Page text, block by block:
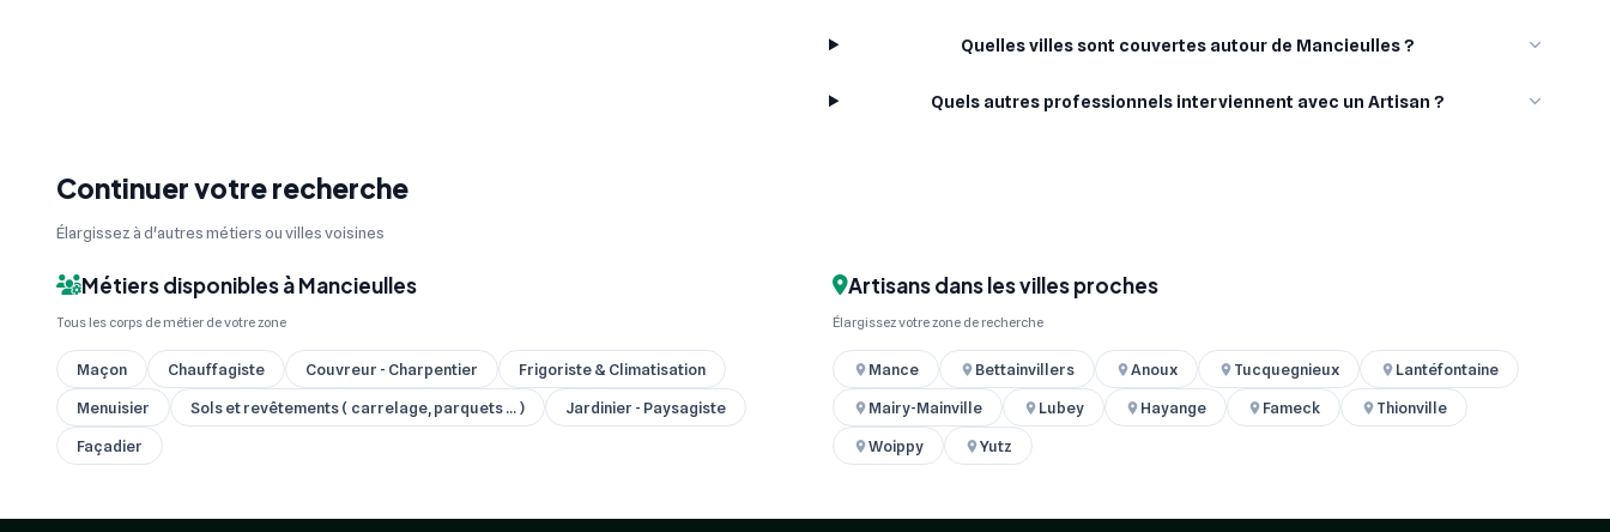
Quelles villes sont couvertes autour de Mancieulles ?
Quels autres professionnels interviennent avec un Artisan ?
Continuer votre recherche
Élargissez à d'autres métiers ou villes voisines
Métiers disponibles à Mancieulles
Tous les corps de métier de votre zone
Maçon Chauffagiste Couvreur - Charpentier
Frigoriste & Climatisation
Menuisier
Sols et revêtements ( carrelage, parquets ... )
Jardinier - Paysagiste
Façadier
Artisans dans les villes proches
Élargissez votre zone de recherche
Mance Bettainvillers Anoux Tucquegnieux
Lantéfontaine
Mairy-Mainville
Lubey Hayange Fameck
Thionville
Woippy
Yutz